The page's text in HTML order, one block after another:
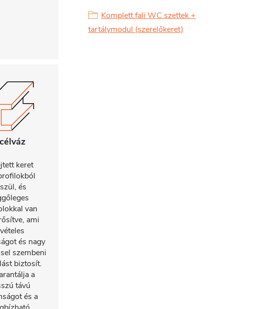
keret
és
van
ami
és nagy
szembeni
biztosít.
a
távú
és a
Komplett fali WC szettek +
tartálymodul (szerelőkeret)